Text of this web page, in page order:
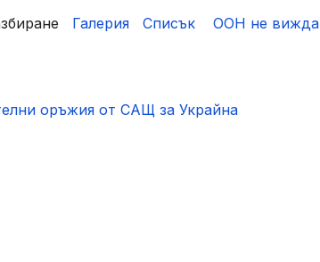
Галерия Списък
ООН не вижда
оръжия от САЩ за Украйна